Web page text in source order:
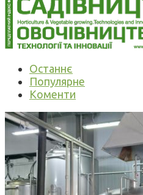
Останнє
Популярне
Коменти